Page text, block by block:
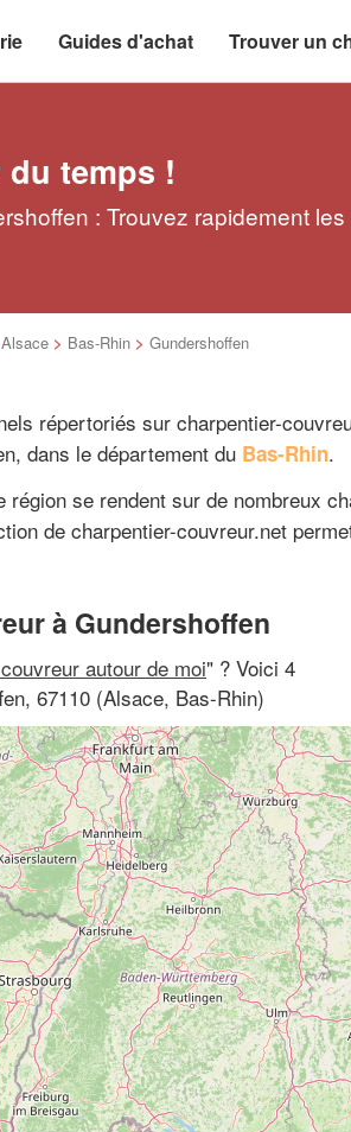
Guides d'achat Trouver un
temps !
: Trouvez rapidement
Alsace > Bas-Rhin > Gundershoffen
répertoriés sur charpentier-
dans le département du Bas-Rhin.
se rendent sur de nombreux
de charpentier-couvreur.net
à Gundershoffen
autour de moi" ? Voici 4
67110 (Alsace, Bas-Rhin)